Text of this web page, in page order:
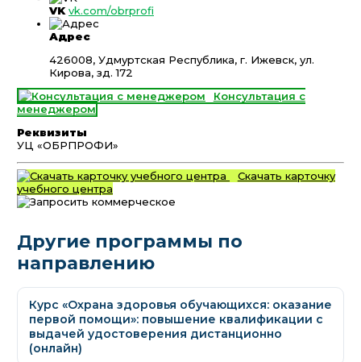
VK vk.com/obrprofi
Адрес
426008, Удмуртская Республика, г. Ижевск, ул.
Кирова, зд. 172
Консультация с
менеджером
Реквизиты
УЦ «ОБРПРОФИ»
Скачать карточку
учебного центра
Другие программы по
направлению
Курс «Охрана здоровья обучающихся: оказание
первой помощи»: повышение квалификации с
выдачей удостоверения дистанционно
(онлайн)